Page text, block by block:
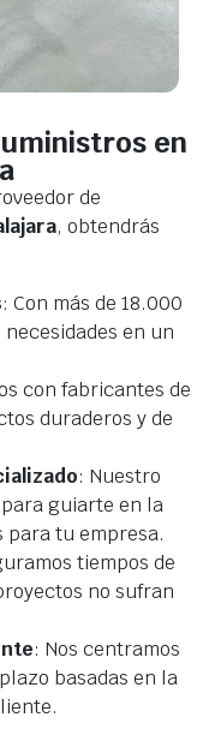
en
de
, obtendrás
: Con más de 18.000
en un
con fabricantes de
duraderos y de
: Nuestro
guiarte en la
para tu empresa.
tiempos de
no sufran
: Nos centramos
basadas en la